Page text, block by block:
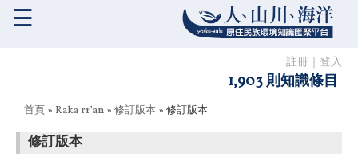
註冊 登入
1,903 則知識條目
☰
您在這裡
首頁 » Raka rr’an » 修訂版本 » 修訂版本
修訂版本